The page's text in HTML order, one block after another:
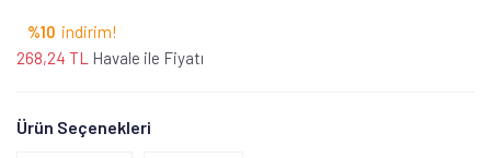
%10 indirim!
268,24 TL
Havale ile Fiyatı
Ürün Seçenekleri